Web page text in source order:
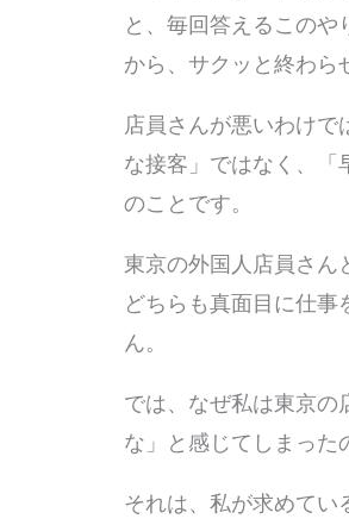
と、毎回答えるこの
から、サクッと終わら
店員さんが悪いわけ
な接客」ではなく、「
のことです。
東京の外国人店員さん
どちらも真面目に仕
ん。
では、なぜ私は東京の
な」と感じてしまった
それは、私が求めてい